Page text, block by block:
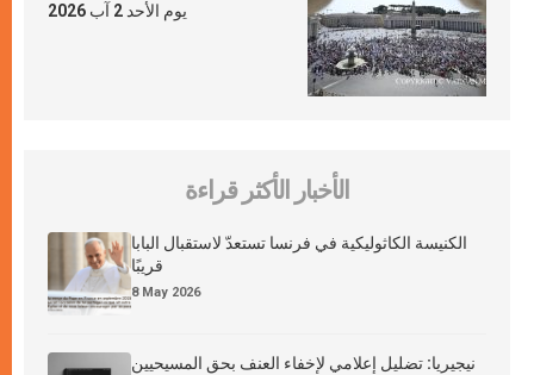
يوم الأحد 2 آب 2026
الأخبار الأكثر قراءة
الكنيسة الكاثوليكية في فرنسا تستعدّ لاستقبال البابا
قريبًا
8 May 2026
نيجيريا: تضليل إعلامي لإخفاء العنف بحق المسيحيين